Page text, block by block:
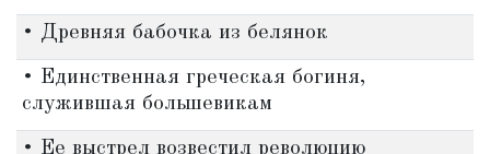
• Древняя бабочка из белянок
• Единственная греческая богиня,
служившая большевикам
• Ее выстрел возвестил революцию